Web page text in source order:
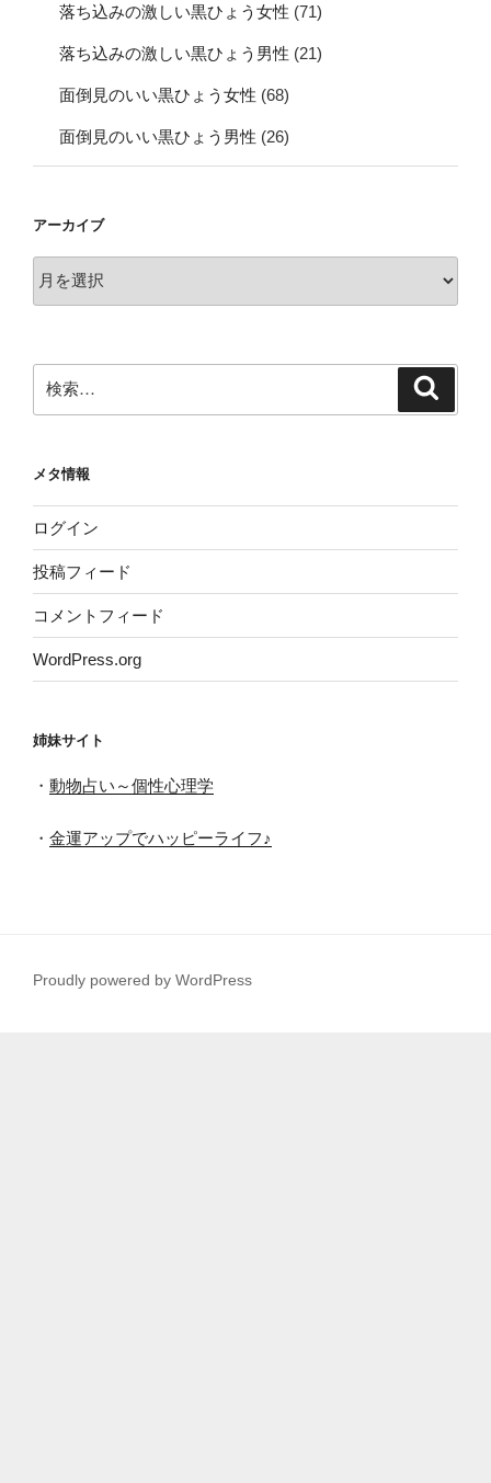
落ち込みの激しい黒ひょう女性 (71)
落ち込みの激しい黒ひょう男性 (21)
面倒見のいい黒ひょう女性 (68)
面倒見のいい黒ひょう男性 (26)
アーカイブ
ー
索:
メタ情報
ログイン
投稿フィード
コメントフィード
WordPress.org
姉妹サイト
・ 動物占い～個性心理学
・ 金運アップでハッピーライフ♪
Proudly powered by WordPress